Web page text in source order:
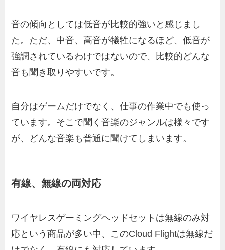
音の傾向としては低音が比較的強いと感じまし
た。ただ、中音、高音が犠牲になるほど、低音が
強調されているわけではないので、比較的どんな
音も聞き取りやすいです。
自分はゲームだけでなく、仕事の作業中でも使っ
ています。そこで聞く音楽のジャンルは様々です
が、どんな音楽も普通に聞けてしまいます。
有線、無線の両対応
ワイヤレスゲーミングヘッドセットは無線のみ対
応という商品が多い中、このCloud Flightは無線だ